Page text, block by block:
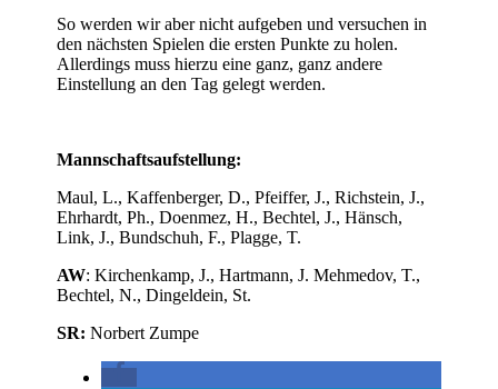
So werden wir aber nicht aufgeben und versuchen in
den nächsten Spielen die ersten Punkte zu holen.
Allerdings muss hierzu eine ganz, ganz andere
Einstellung an den Tag gelegt werden.
Mannschaftsaufstellung:
Maul, L., Kaffenberger, D., Pfeiffer, J., Richstein, J.,
Ehrhardt, Ph., Doenmez, H., Bechtel, J., Hänsch,
Link, J., Bundschuh, F., Plagge, T.
AW: Kirchenkamp, J., Hartmann, J. Mehmedov, T.,
Bechtel, N., Dingeldein, St.
SR:Norbert Zumpe